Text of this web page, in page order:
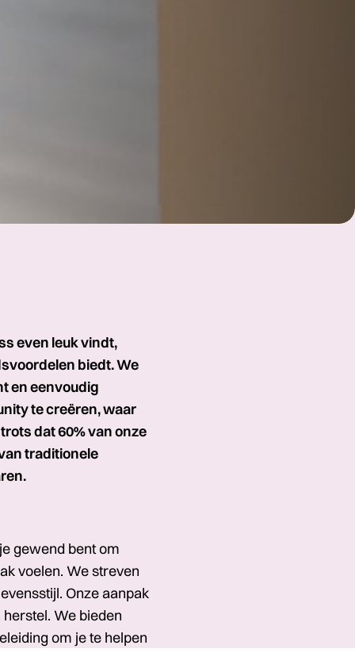
even leuk vindt,
biedt. We
en eenvoudig
te creëren, waar
dat 60% van onze
traditionele
gewend bent om
voelen. We streven
Onze aanpak
We bieden
om je te helpen